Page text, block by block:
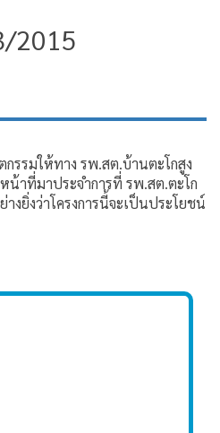
2015
รรมให้ทาง รพ.สต.บ้านตะโกสูง
าที่มาประจำการที่ รพ.สต.ตะโก
งยิ่งว่าโครงการนี้จะเป็นประโยชน์